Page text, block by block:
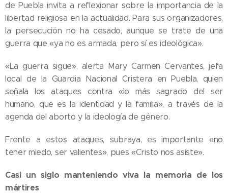
de Puebla invita a reflexionar sobre la importancia de la
libertad religiosa en la actualidad. Para sus organizadores,
la persecución no ha cesado, aunque se trate de una
guerra que «ya no es armada, pero sí es ideológica».
«La guerra sigue», alerta Mary Carmen Cervantes, jefa
local de la Guardia Nacional Cristera en Puebla, quien
señala los ataques contra «lo más sagrado del ser
humano, que es la identidad y la familia», a través de la
agenda del aborto y la ideología de género.
Frente a estos ataques, subraya, es importante «no
tener miedo, ser valientes», pues «Cristo nos asiste».
Casi un siglo manteniendo viva la memoria de los
mártires